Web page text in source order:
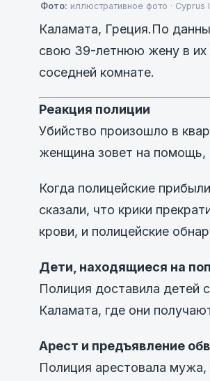
Фото: иллюстративное фото · Cyprus
Каламата, Греция.По
свою 39-летнюю жену в их
соседней комнате.
Реакция полиции
Убийство произошло в
женщина зовет на помощь,
Когда полицейские
сказали, что крики
крови, и полицейские
Дети, находящиеся на
Полиция доставила детей
Каламата, где они
Арест и предъявление
Полиция арестовала мужа,